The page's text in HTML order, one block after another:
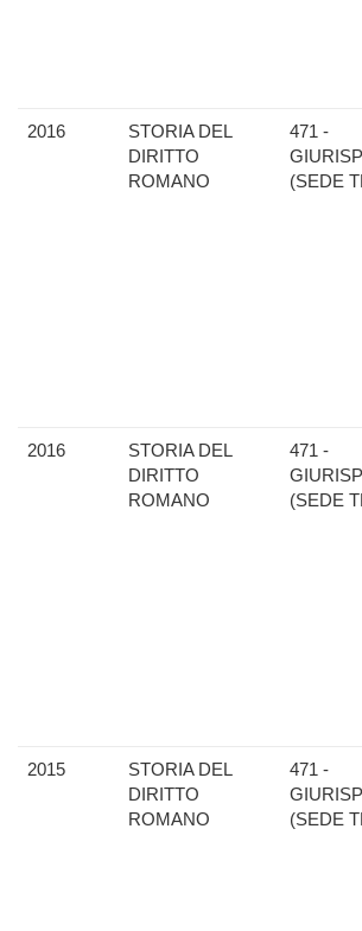
2016
STORIA DEL
DIRITTO
ROMANO
471 -
(SEDE
2016
STORIA DEL
DIRITTO
ROMANO
471 -
(SEDE
2015
STORIA DEL
DIRITTO
ROMANO
471 -
(SEDE